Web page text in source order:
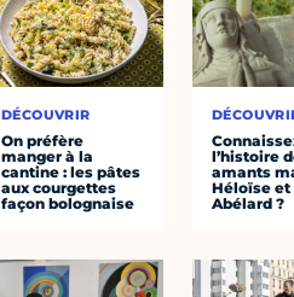
DÉCOUVRIR
On préfère
manger à la
cantine : les pâtes
aux courgettes
façon bolognaise
l’histoire
amants
Héloïse et
Abélard ?